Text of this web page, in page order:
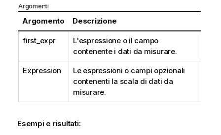
Argomenti
Argomento Descrizione
first_expr
L'espressione o il campo
contenente i dati da misurare.
Expression
Le espressioni o campi opzionali
contenenti la scala di dati da
misurare.
Esempi e risultati: